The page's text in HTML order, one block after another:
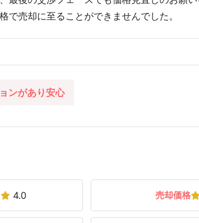
で売却に至ることができませんでした。
ンがあり安心
4.0 売却価格